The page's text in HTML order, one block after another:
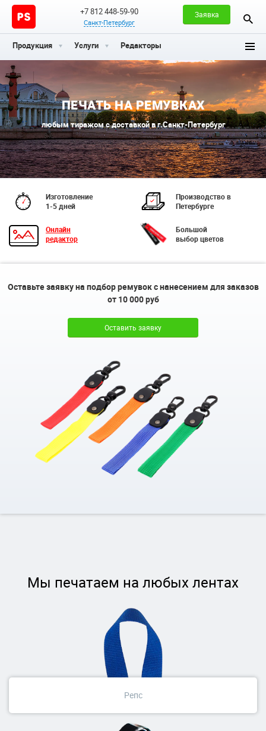
+7 812 448-59-90
Санкт-Петербург
Заявка
Продукция Услуги Редакторы
ПЕЧАТЬ НА РЕМУВКАХ
любым тиражом с доставкой в г.Санкт-Петербург
Изготовление
1-5 дней
Производство в
Петербурге
Онлайн
редактор
Большой
выбор цветов
Оставьте заявку на подбор ремувок с нанесением для заказов
от 10 000 руб
Оставить заявку
Мы печатаем на любых лентах
Репс